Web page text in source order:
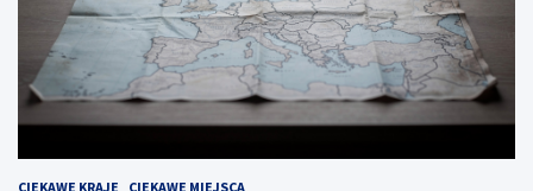
CIEKAWE KRAJE CIEKAWE MIEJSCA